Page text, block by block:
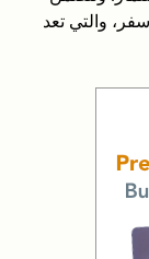
والتي تعد